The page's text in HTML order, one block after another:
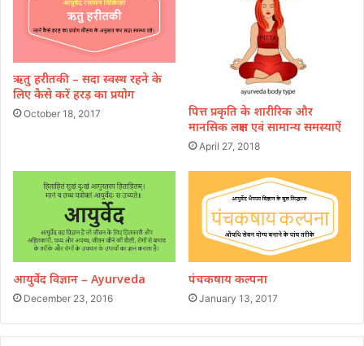
ऋतु हरीतकी – सदा स्वस्थ रहने के
लिए कैसे करें हरड़ का प्रयोग
October 18, 2017
पित्त प्रकृति के शारीरिक और
मानसिक लक्षण एवं सामान्य समस्याऐं
April 27, 2018
आयुर्वेद विज्ञान – Ayurveda
December 23, 2016
पंचकषाय कल्पना
January 13, 2017